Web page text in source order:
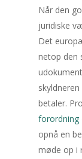
Når den
juridiske
Det
netop den
betaler.
forordning
opnå en
møde op i